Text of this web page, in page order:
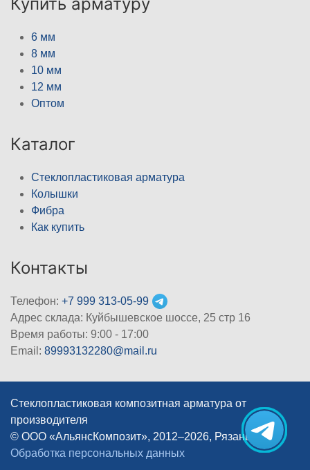
6 мм
8 мм
10 мм
12 мм
Оптом
Каталог
Стеклопластиковая арматура
Колышки
Фибра
Как купить
Контакты
Телефон: +7 999 313-05-99
Адрес склада: Куйбышевское шоссе, 25 стр 16
Время работы: 9:00 - 17:00
Email: 89993132280@mail.ru
Стеклопластиковая композитная арматура от
производителя
© ООО «АльянсКомпозит», 2012–2026, Рязань
|
Обработка персональных данных